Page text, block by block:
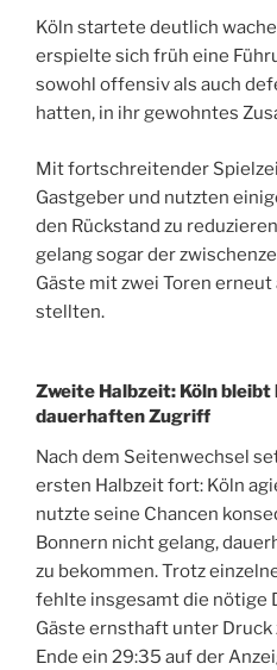
Köln startete deutlich
erspielte sich früh eine
sowohl offensiv als auch
hatten, in ihr gewohntes
Mit fortschreitender
Gastgeber und nutzten
den Rückstand zu
gelang sogar der
Gäste mit zwei Toren
stellten.
Zweite Halbzeit: Köln bleibt
dauerhaften Zugriff
Nach dem Seitenwechsel
ersten Halbzeit fort: Köln
nutzte seine Chancen
Bonnern nicht gelang,
zu bekommen. Trotz
fehlte insgesamt die nötige
Gäste ernsthaft unter Druck
Ende ein 29:35 auf der